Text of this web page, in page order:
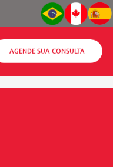
AGENDE SUA CONSULTA